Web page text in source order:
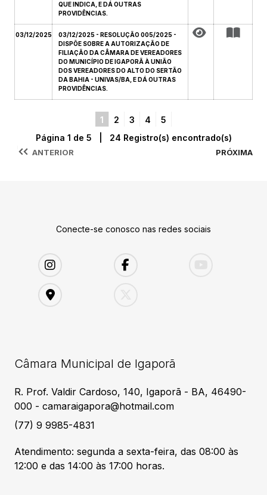
QUE INDICA, E DÁ OUTRAS
PROVIDÊNCIAS.
03/12/2025
03/12/2025 - RESOLUÇÃO 005/2025 -
DISPÕE SOBRE A AUTORIZAÇÃO DE
FILIAÇÃO DA CÂMARA DE VEREADORES
DO MUNICÍPIO DE IGAPORÃ À UNIÃO
DOS VEREADORES DO ALTO DO SERTÃO
DA BAHIA - UNIVAS/BA, E DÁ OUTRAS
PROVIDÊNCIAS.
1 2 3 4 5
ANTERIOR
Página 1 de 5 | 24 Registro(s) encontrado(s)
PRÓXIMA
Conecte-se conosco nas redes sociais
Câmara Municipal de Igaporã
R. Prof. Valdir Cardoso, 140, Igaporã - BA, 46490-
000 - camaraigapora@hotmail.com
(77) 9 9985-4831
Atendimento: segunda a sexta-feira, das 08:00 às
12:00 e das 14:00 às 17:00 horas.